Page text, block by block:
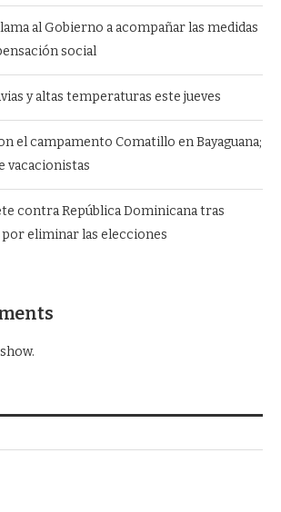
al Gobierno a acompañar las medidas
social
y altas temperaturas este jueves
el campamento Comatillo en Bayaguana;
vacacionistas
contra República Dominicana tras
por eliminar las elecciones